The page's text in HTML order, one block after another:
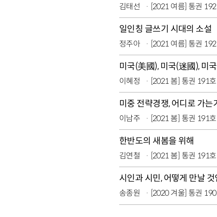
김태선 [2021 여름] 통권
일인칭 글쓰기 시대의 소설
정주아 [2021 여름] 통권
미국(美國), 미국(迷國), 미
이혜정 [2021 봄] 통권 191호
미중 전략경쟁, 어디로 가는
이남주 [2021 봄] 통권 191호
한반도의 새봄을 위해
김연철 [2021 봄] 통권 191호
시인과 시민, 어떻게 만날 것
송종원 [2020 겨울] 통권